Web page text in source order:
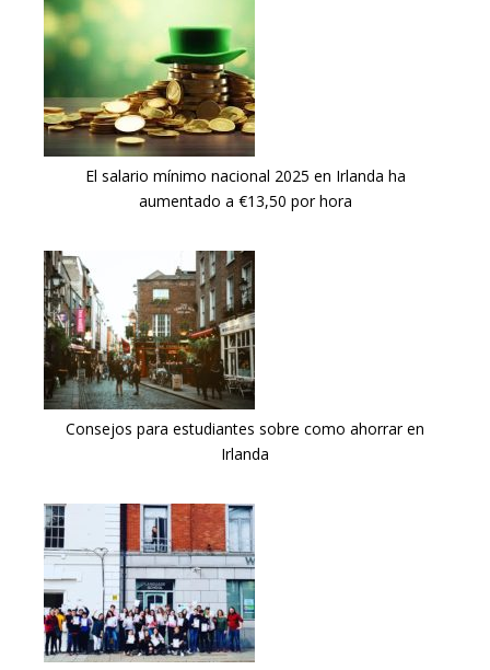
El salario mínimo nacional 2025 en Irlanda ha
aumentado a €13,50 por hora
Consejos para estudiantes sobre como ahorrar en
Irlanda